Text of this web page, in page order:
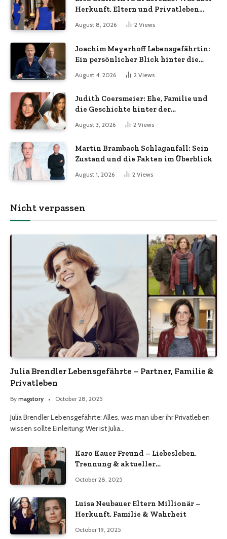
Herkunft, Eltern und Privatleben
August 8, 2026 2 Views
Joachim Meyerhoff Lebensgefährtin:
Ein persönlicher Blick hinter die
August 4, 2026 2 Views
Judith Coersmeier: Ehe, Familie und
die Geschichte hinter der
Öffentlichkeit
August 3, 2026 2 Views
Martin Brambach Schlaganfall: Sein
Zustand und die Fakten im Überblick
August 1, 2026 2 Views
Nicht verpassen
Julia Brendler Lebensgefährte – Partner, Familie &
Privatleben
By magstory October 28, 2025
Julia Brendler Lebensgefährte: Alles, was man über ihr Privatleben
wissen sollte Einleitung: Wer ist Julia…
Karo Kauer Freund – Liebesleben,
Trennung & aktueller
October 28, 2025
Luisa Neubauer Eltern Millionär –
Herkunft, Familie & Wahrheit
October 19, 2025